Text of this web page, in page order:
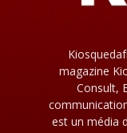
magazine
Consult,
est un média